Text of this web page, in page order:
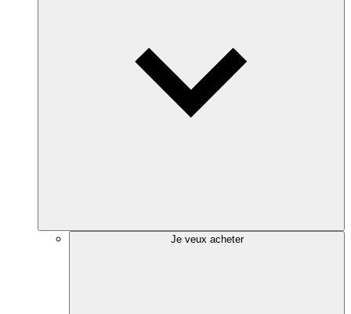
Je veux acheter